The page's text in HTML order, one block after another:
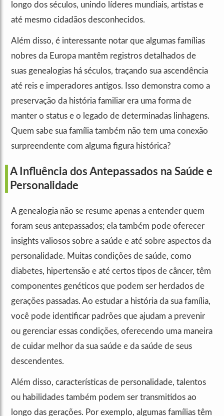
longo dos séculos, unindo líderes mundiais, artistas e
até mesmo cidadãos desconhecidos.
Além disso, é interessante notar que algumas famílias
nobres da Europa mantêm registros detalhados de
suas genealogias há séculos, traçando sua ascendência
até reis e imperadores antigos. Isso demonstra como a
preservação da história familiar era uma forma de
manter o status e o legado de determinadas linhagens.
Quem sabe sua família também não tem uma conexão
surpreendente com alguma figura histórica?
A Influência dos Antepassados na Saúde e
Personalidade
A genealogia não se resume apenas a entender quem
foram seus antepassados; ela também pode oferecer
insights valiosos sobre a saúde e até sobre aspectos da
personalidade. Muitas condições de saúde, como
diabetes, hipertensão e até certos tipos de câncer, têm
componentes genéticos que podem ser herdados de
gerações passadas. Ao estudar a história da sua família,
você pode identificar padrões que ajudam a prevenir
ou gerenciar essas condições, oferecendo uma maneira
de cuidar melhor da sua saúde e da saúde de seus
descendentes.
Além disso, características de personalidade, talentos
ou habilidades também podem ser transmitidos ao
longo das gerações. Por exemplo, algumas famílias têm